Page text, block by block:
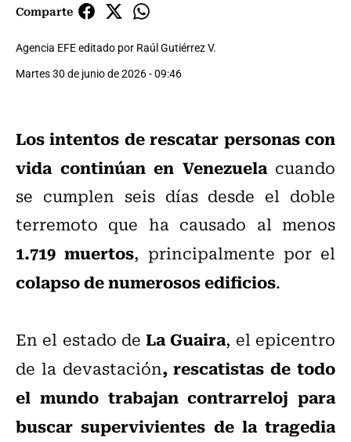
Comparte
Agencia EFE editado por Raúl Gutiérrez V.
Martes 30 de junio de 2026 - 09:46
Los intentos de rescatar personas con
vida continúan en Venezuelacuando
se cumplen seis días desde el doble
terremoto que ha causado al menos
1.719 muertos, principalmente por el
colapso de numerosos edificios.
En el estado deLa Guaira, el epicentro
de la devastación, rescatistas de todo
el mundo trabajan contrarreloj para
buscar supervivientes de la tragedia